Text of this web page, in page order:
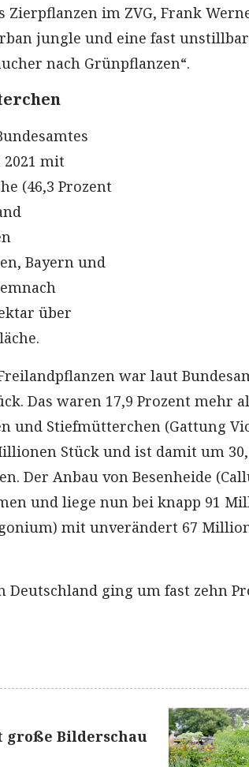
Zierpflanzen im ZVG, Frank
jungle und eine fast
nach Grünpflanzen“.
mit
(46,3 Prozent
Bayern und
über
war laut
Das waren 17,9 Prozent mehr
und Stiefmütterchen (Gattung
Stück und ist damit um
Der Anbau von Besenheide
und liege nun bei knapp 91
mit unverändert 67
ging um fast zehn
große Bilderschau